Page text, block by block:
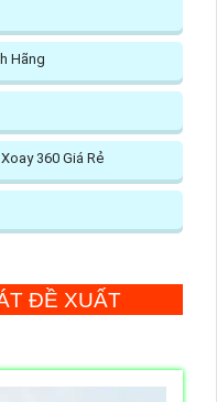
Hãng
360 Giá Rẻ
ĐỀ XUẤT